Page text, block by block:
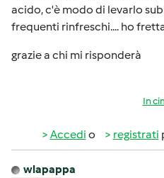
acido, c'è modo di levarlo
frequenti rinfreschi.... ho
grazie a chi mi risponderà
In
Accedi o registrati
wlapappa